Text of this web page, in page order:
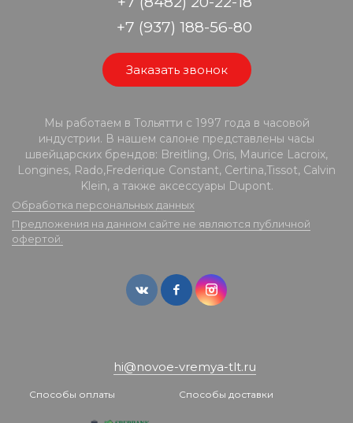
+7 (937) 188-56-80
Заказать звонок
Мы работаем в Тольятти с 1997 года в часовой
индустрии. В нашем салоне представлены часы
швейцарских брендов: Breitling, Oris, Maurice Lacroix,
Longines, Rado,Frederique Constant, Certina,Tissot, Calvin
Klein, а также аксессуары Dupont.
Обработка персональных данных
Предложения на данном сайте не являются публичной
офертой.
hi@novoe-vremya-tlt.ru
Способы оплаты Способы доставки